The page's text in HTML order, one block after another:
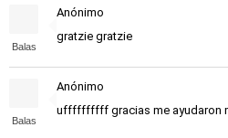
Balas
Anónimo
gratzie gratzie
Balas
Anónimo
uffffffffff gracias me ayudaron